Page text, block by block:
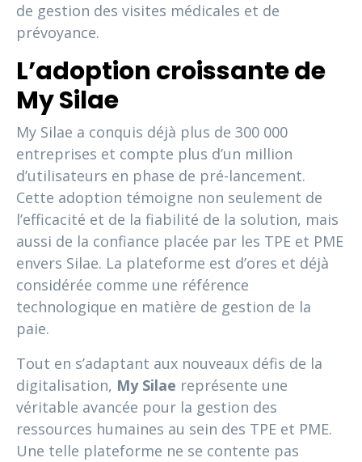
de gestion des visites médicales et de
prévoyance.
L’adoption croissante de
My Silae
My Silae a conquis déjà plus de 300 000
entreprises et compte plus d’un million
d’utilisateurs en phase de pré-lancement.
Cette adoption témoigne non seulement de
l’efficacité et de la fiabilité de la solution, mais
aussi de la confiance placée par les TPE et PME
envers Silae. La plateforme est d’ores et déjà
considérée comme une référence
technologique en matière de gestion de la
paie.
Tout en s’adaptant aux nouveaux défis de la
digitalisation, My Silae représente une
véritable avancée pour la gestion des
ressources humaines au sein des TPE et PME.
Une telle plateforme ne se contente pas